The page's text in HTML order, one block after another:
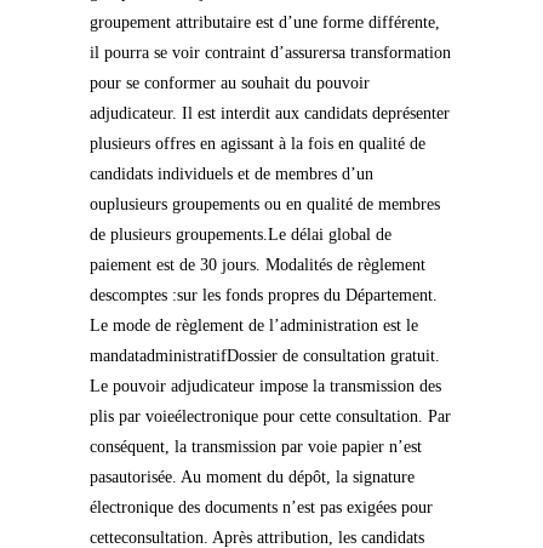
groupement attributaire est d’une forme différente,
il pourra se voir contraint d’assurersa transformation
pour se conformer au souhait du pouvoir
adjudicateur. Il est interdit aux candidats deprésenter
plusieurs offres en agissant à la fois en qualité de
candidats individuels et de membres d’un
ouplusieurs groupements ou en qualité de membres
de plusieurs groupements.Le délai global de
paiement est de 30 jours. Modalités de règlement
descomptes :sur les fonds propres du Département.
Le mode de règlement de l’administration est le
mandatadministratifDossier de consultation gratuit.
Le pouvoir adjudicateur impose la transmission des
plis par voieélectronique pour cette consultation. Par
conséquent, la transmission par voie papier n’est
pasautorisée. Au moment du dépôt, la signature
électronique des documents n’est pas exigées pour
cetteconsultation. Après attribution, les candidats